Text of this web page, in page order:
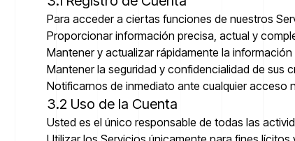
Para acceder a ciertas funciones de nuestros
Proporcionar información precisa, actual y
Mantener y actualizar rápidamente la información
Mantener la seguridad y confidencialidad de sus
Notificarnos de inmediato ante cualquier acceso
3.2 Uso de la Cuenta
Usted es el único responsable de todas las